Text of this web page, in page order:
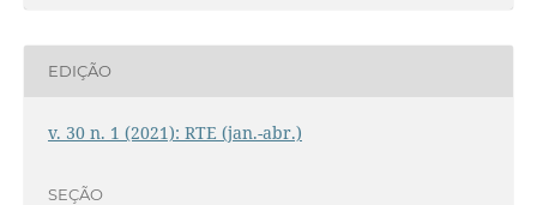
EDIÇÃO
v. 30 n. 1 (2021): RTE (jan.-abr.)
SEÇÃO